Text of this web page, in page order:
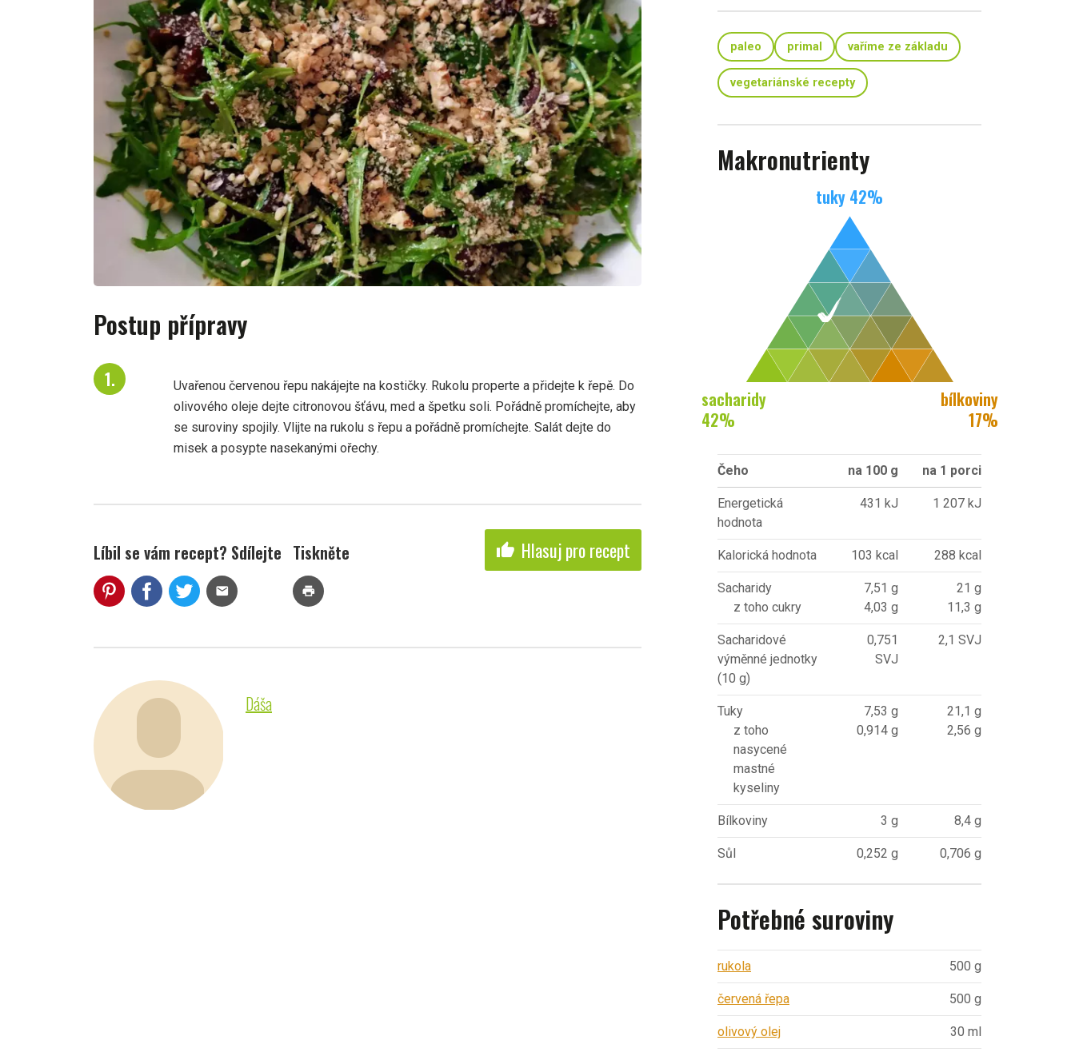
Postup přípravy
Uvařenou červenou řepu nakájejte na kostičky. Rukolu properte a přidejte k řepě. Do
olivového oleje dejte citronovou šťávu, med a špetku soli. Pořádně promíchejte, aby
se suroviny spojily. Vlijte na rukolu s řepu a pořádně promíchejte. Salát dejte do
misek a posypte nasekanými ořechy.
Líbil se vám recept? Sdílejte
mail
Tiskněte
print
thumb_up Hlasuj pro recept
Dáša
paleo primal vaříme ze základu
vegetariánské recepty
Makronutrienty
tuky 42%
sacharidy
42%
bílkoviny
17%
Čeho na 100 g na 1 porci
Energetická
hodnota
431 kJ 1 207 kJ
Kalorická hodnota 103 kcal 288 kcal
Sacharidy
z toho cukry
7,51 g
4,03 g
21 g
11,3 g
Sacharidové
výměnné jednotky
(10 g)
0,751
SVJ
2,1 SVJ
Tuky
z toho
nasycené
mastné
kyseliny
7,53 g
0,914 g
21,1 g
2,56 g
Bílkoviny 3 g 8,4 g
Sůl 0,252 g 0,706 g
Potřebné suroviny
rukola 500 g
červená řepa 500 g
olivový olej 30 ml